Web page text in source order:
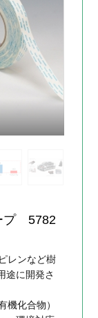
プ 5782
レンなど樹
途に開発さ
機化合物）